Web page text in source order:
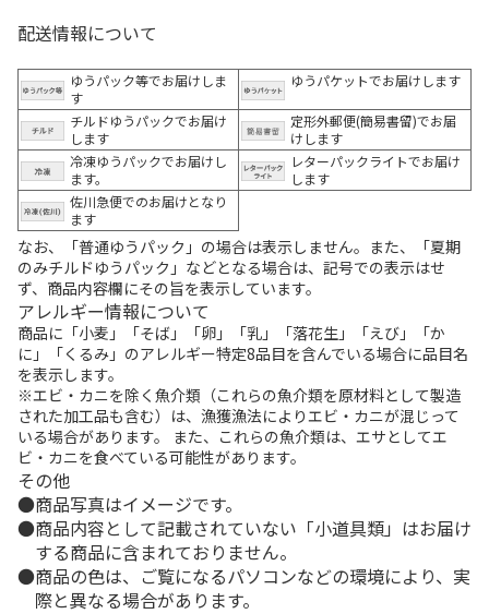
配送情報について
ゆうパック等でお届けしま
す
ゆうパケットでお届けします
チルドゆうパックでお届け
します
定形外郵便(簡易書留)でお届
けします
冷凍ゆうパックでお届けし
ます。
レターパックライトでお届け
します
佐川急便でのお届けとなり
ます
なお、「普通ゆうパック」の場合は表示しません。また、「夏期
のみチルドゆうパック」などとなる場合は、記号での表示はせ
ず、商品内容欄にその旨を表示しています。
アレルギー情報について
商品に「小麦」「そば」「卵」「乳」「落花生」「えび」「か
に」「くるみ」のアレルギー特定8品目を含んでいる場合に品目名
を表示します。
※エビ・カニを除く魚介類（これらの魚介類を原材料として製造
された加工品も含む）は、漁獲漁法によりエビ・カニが混じって
いる場合があります。 また、これらの魚介類は、エサとしてエ
ビ・カニを食べている可能性があります。
その他
商品写真はイメージです。
商品内容として記載されていない「小道具類」はお届け
する商品に含まれておりません。
商品の色は、ご覧になるパソコンなどの環境により、実
際と異なる場合があります。